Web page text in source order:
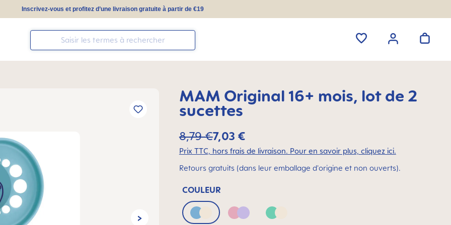
Inscrivez-vous et profitez d’une livraison gratuite à partir de €19
MAM Original 16+ mois, lot de 2
sucettes
7,03 €
8,79 €
Prix TTC, hors frais de livraison. Pour en savoir plus, cliquez ici.
Retours gratuits (dans leur emballage d'origine et non ouverts).
COULEUR
Blue & NeutralPink & LilacGreen & Neutral